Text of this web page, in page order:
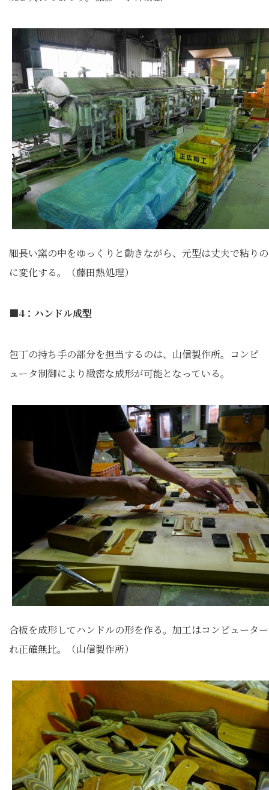
細長い窯の中をゆっくりと動きながら、元型は丈夫で粘り
に変化する。（藤田熱処理）
■4：ハンドル成型
包丁の持ち手の部分を担当するのは、山信製作所。コンピ
ュータ制御により緻密な成形が可能となっている。
合板を成形してハンドルの形を作る。加工はコンピュータ
れ正確無比。（山信製作所）